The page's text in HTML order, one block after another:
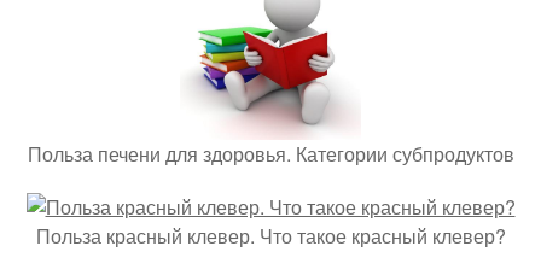
Польза печени для здоровья. Категории субпродуктов
Польза красный клевер. Что такое красный клевер?